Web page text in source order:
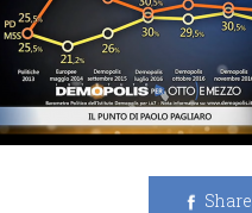
Share